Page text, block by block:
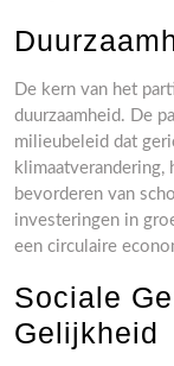
De kern van het
duurzaamheid. De
milieubeleid dat
klimaatverandering,
bevorderen van
investeringen in
een circulaire
Sociale
Gelijkheid